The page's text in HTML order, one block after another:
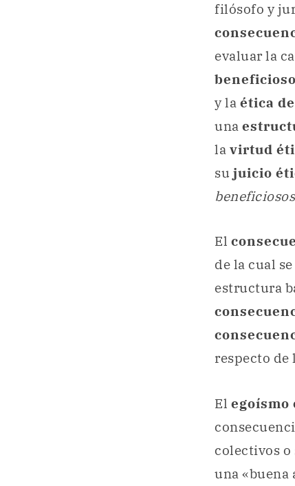
filósofo y
evaluar la
beneficioso
y la ética
una
la virtud
su juicio
El
de la cual
estructura
respecto de
El egoísmo
colectivos o
una «buena